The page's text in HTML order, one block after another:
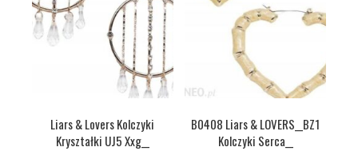
Liars & Lovers Kolczyki
Kryształki UJ5 Xxg__
B0408 Liars & LOVERS__BZ1
Kolczyki Serca__